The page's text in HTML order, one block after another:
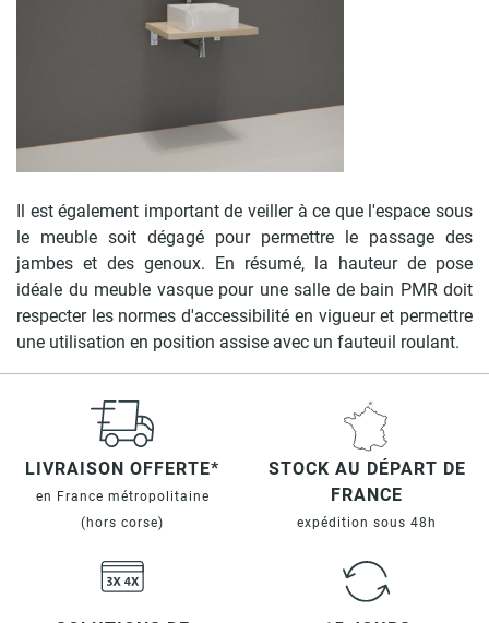
Il est également important de veiller à ce que l'espace sous
le meuble soit dégagé pour permettre le passage des
jambes et des genoux. En résumé, la hauteur de pose
idéale du meuble vasque pour une salle de bain PMR doit
respecter les normes d'accessibilité en vigueur et permettre
une utilisation en position assise avec un fauteuil roulant.
LIVRAISON OFFERTE*
en France métropolitaine
(hors corse)
STOCK AU DÉPART DE
FRANCE
expédition sous 48h